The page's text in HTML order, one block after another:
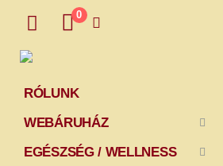
0
RÓLUNK
WEBÁRUHÁZ
EGÉSZSÉG / WELLNESS